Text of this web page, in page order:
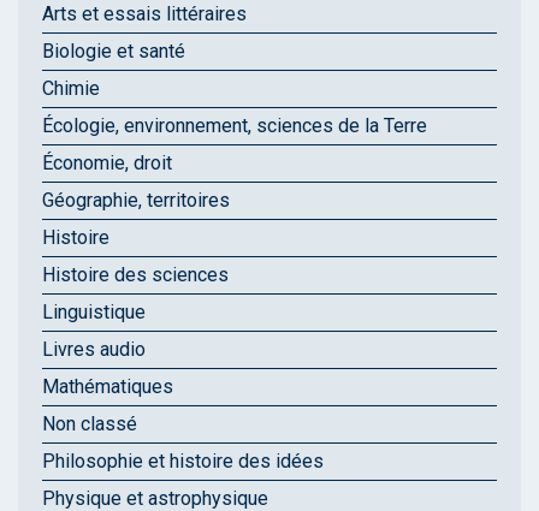
Arts et essais littéraires
Biologie et santé
Chimie
Écologie, environnement, sciences de la Terre
Économie, droit
Géographie, territoires
Histoire
Histoire des sciences
Linguistique
Livres audio
Mathématiques
Non classé
Philosophie et histoire des idées
Physique et astrophysique